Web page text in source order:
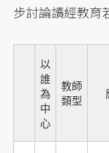
步討論讀經教育
以
誰
為
中
心
教師
類型